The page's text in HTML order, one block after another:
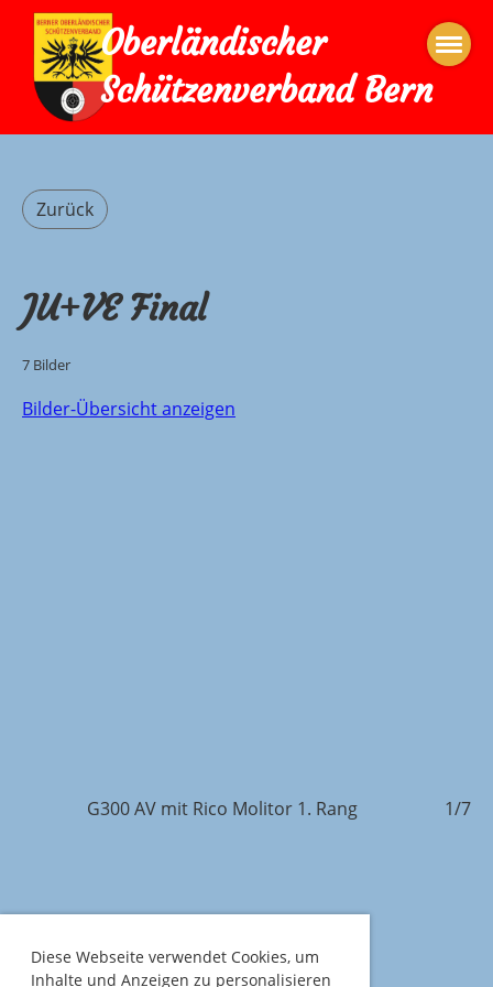
Diese Webseite verwendet Cookies, um
Inhalte und Anzeigen zu personalisieren
Oberländischer
Schützenverband Bern
Zurück
JU+VE Final
7 Bilder
Bilder-Übersicht anzeigen
G300 AV mit Rico Molitor 1. Rang 1/7